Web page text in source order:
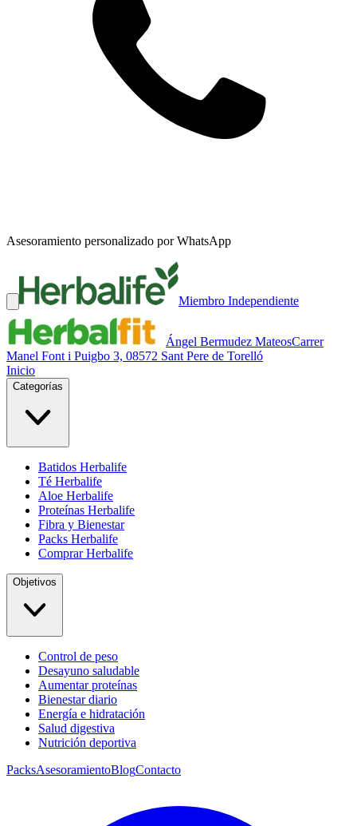
Asesoramiento personalizado por WhatsApp
Miembro Independiente
Ángel Bermudez MateosCarrer
Manel Font i Puigbo 3, 08572 Sant Pere de Torelló
Inicio
Categorías
Batidos Herbalife
Té Herbalife
Aloe Herbalife
Proteínas Herbalife
Fibra y Bienestar
Packs Herbalife
Comprar Herbalife
Objetivos
Control de peso
Desayuno saludable
Aumentar proteínas
Bienestar diario
Energía e hidratación
Salud digestiva
Nutrición deportiva
PacksAsesoramientoBlogContacto